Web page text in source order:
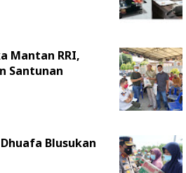
Mantan RRI,
Santunan
Blusukan